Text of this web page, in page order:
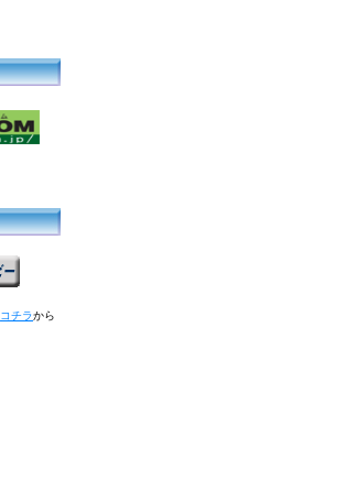
コチラから